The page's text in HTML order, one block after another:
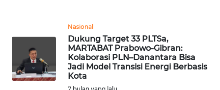
Nasional
Dukung Target 33 PLTSa,
MARTABAT Prabowo-Gibran:
Kolaborasi PLN–Danantara Bisa
Jadi Model Transisi Energi Berbasis
Kota
WN
INDRAMAYU